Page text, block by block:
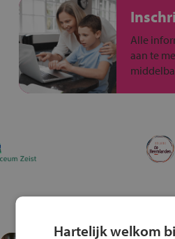
Alle
aan te
Hartelijk welkom